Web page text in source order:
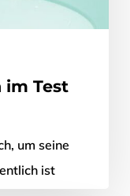
im Test
um seine
ist